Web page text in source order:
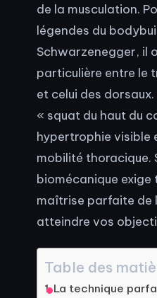
de la musculation.
légendes du
Schwarzenegger, il
particulière entre le
et celui des
« squat du haut du
hypertrophie visible
mobilité thoracique.
biomécanique exige
maîtrise parfaite de
atteindre vos
Table des
La technique